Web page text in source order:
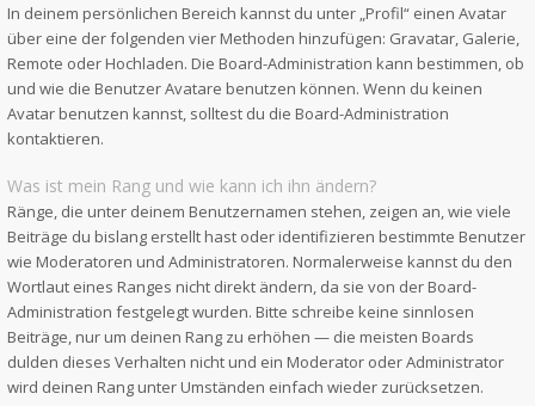
In deinem persönlichen Bereich kannst du unter „Profil“ einen Avatar
über eine der folgenden vier Methoden hinzufügen: Gravatar, Galerie,
Remote oder Hochladen. Die Board-Administration kann bestimmen, ob
und wie die Benutzer Avatare benutzen können. Wenn du keinen
Avatar benutzen kannst, solltest du die Board-Administration
kontaktieren.
Was ist mein Rang und wie kann ich ihn ändern?
Ränge, die unter deinem Benutzernamen stehen, zeigen an, wie viele
Beiträge du bislang erstellt hast oder identifizieren bestimmte Benutzer
wie Moderatoren und Administratoren. Normalerweise kannst du den
Wortlaut eines Ranges nicht direkt ändern, da sie von der Board-
Administration festgelegt wurden. Bitte schreibe keine sinnlosen
Beiträge, nur um deinen Rang zu erhöhen — die meisten Boards
dulden dieses Verhalten nicht und ein Moderator oder Administrator
wird deinen Rang unter Umständen einfach wieder zurücksetzen.